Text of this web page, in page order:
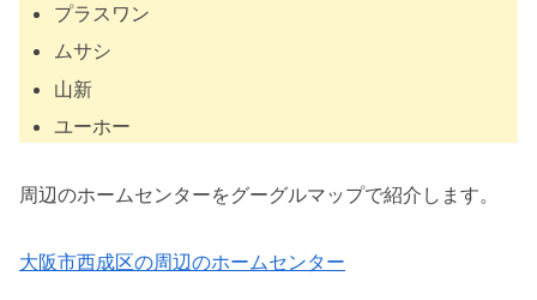
プラスワン
ムサシ
山新
ユーホー
周辺のホームセンターをグーグルマップで紹介します。
大阪市西成区の周辺のホームセンター